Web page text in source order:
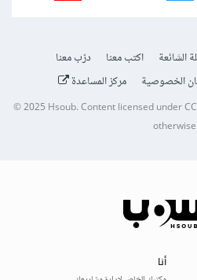
الشائعة اكتب معنا
درّب معنا
الخصوصية مركز المساعدة
© 2025Hsoub.Content licensed under
otherwise.